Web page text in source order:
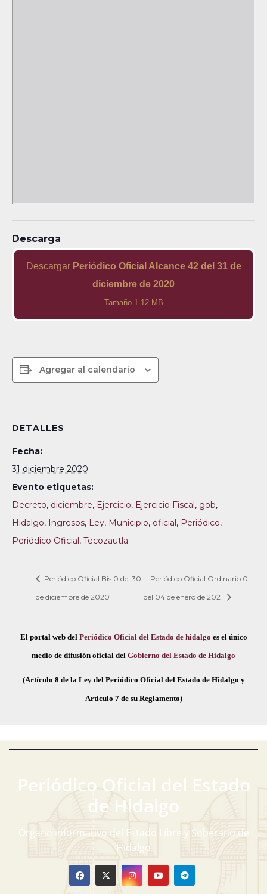
Descarga
Descargar Periódico Oficial Alcance 42 del 31 de
diciembre de 2020
Tamaño 1.12 MB
Agregar al calendario
DETALLES
Fecha:
31 diciembre 2020
Evento etiquetas:
Decreto, diciembre, Ejercicio, Ejercicio Fiscal, gob,
Hidalgo, Ingresos, Ley, Municipio, oficial, Periódico,
Periódico Oficial, Tecozautla
Periódico Oficial Bis 0 del 30
de diciembre de 2020
Periódico Oficial Ordinario 0
del 04 de enero de 2021
El portal web del Periódico Oficial del Estado de hidalgo es el único
medio de difusión oficial del Gobierno del Estado de Hidalgo
(Artículo 8 de la Ley del Periódico Oficial del Estado de Hidalgo y
Artículo 7 de su Reglamento)
Periódico Oficial del Estado
de Hidalgo
Órgano informativo del Estado Libre y Soberano de
Hidalgo